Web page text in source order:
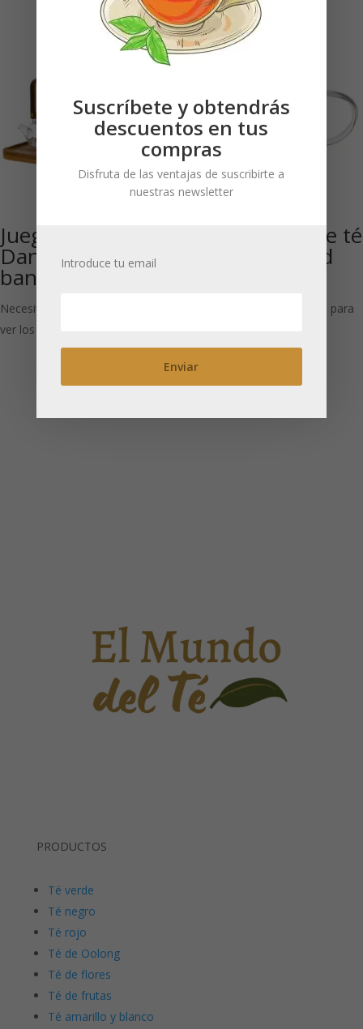
Juego de vasos
Dana con
bandeja 1SET
Necesitas estar registrado para
ver los precios
Mattis: Vaso de té
de doble pared
Necesitas estar registrado para
PRODUCTOS
Té verde
Té negro
Té rojo
Té de Oolong
Té de flores
Té de frutas
Té amarillo y blanco
Suscríbete y obtendrás
descuentos en tus
compras
Disfruta de las ventajas de suscribirte a
nuestras newsletter
Introduce tu email